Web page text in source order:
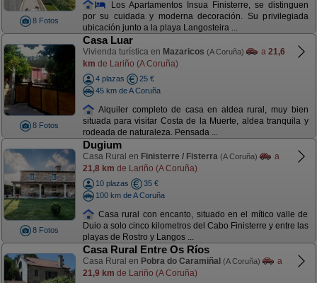
8 Fotos
Los Apartamentos Insua Finisterre, se distinguen
por su cuidada y moderna decoración. Su privilegiada
ubicación junto a la playa Langosteira ...
8 Fotos
Casa Luar
Vivienda turística en Mazaricos (A Coruña) a 21,6
km de Lariño (A Coruña)
4 plazas
25 €
45 km de A Coruña
Alquiler completo de casa en aldea rural, muy bien
situada para visitar Costa de la Muerte, aldea tranquila y
rodeada de naturaleza. Pensada ...
8 Fotos
Dugium
Casa Rural en Finisterre / Fisterra (A Coruña)
a
21,8 km de Lariño (A Coruña)
10 plazas
35 €
100 km de A Coruña
Casa rural con encanto, situado en el mítico valle de
Duio a solo cinco kilometros del Cabo Finisterre y entre las
playas de Rostro y Langos ...
Casa Rural Entre Os Ríos
Casa Rural en Pobra do Caramiñal (A Coruña)
a
21,9 km de Lariño (A Coruña)